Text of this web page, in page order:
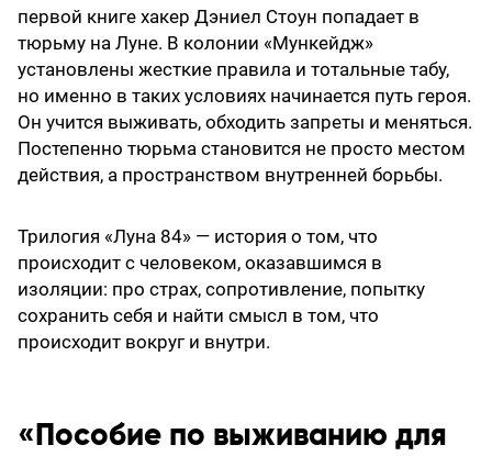
первой книге хакер Дэниел Стоун попадает в
тюрьму на Луне. В колонии «Мункейдж»
установлены жесткие правила и тотальные табу,
но именно в таких условиях начинается путь героя.
Он учится выживать, обходить запреты и меняться.
Постепенно тюрьма становится не просто местом
действия, а пространством внутренней борьбы.
Трилогия «Луна 84» — история о том, что
происходит с человеком, оказавшимся в
изоляции: про страх, сопротивление, попытку
сохранить себя и найти смысл в том, что
происходит вокруг и внутри.
«Пособие по выживанию для